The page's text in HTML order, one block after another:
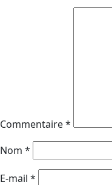
Commentaire*
Nom *
E-mail *